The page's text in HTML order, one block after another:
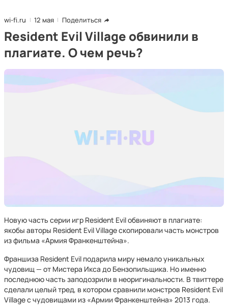
wi-fi.ru 12 мая Поделиться
Resident Evil Village обвинили в
плагиате. О чем речь?
Новую часть серии игр Resident Evil обвиняют в плагиате:
якобы авторы Resident Evil Village скопировали часть монстров
из фильма «Армия Франкенштейна».
Франшиза Resident Evil подарила миру немало уникальных
чудовищ — от Мистера Икса до Бензопильщика. Но именно
последнюю часть заподозрили в неоригинальности. В твиттере
сделали целый тред, в котором сравнили монстров Resident Evil
Village с чудовищами из «Армии Франкенштейна» 2013 года.